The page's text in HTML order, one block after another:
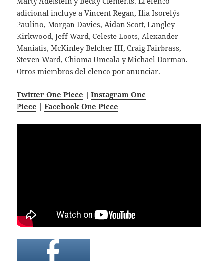
adicional incluye a Vincent Regan, Ilia Isorelýs
Paulino, Morgan Davies, Aidan Scott, Langley
Kirkwood, Jeff Ward, Celeste Loots, Alexander
Maniatis, McKinley Belcher III, Craig Fairbrass,
Steven Ward, Chioma Umeala y Michael Dorman.
Otros miembros del elenco por anunciar.
Twitter One Piece |Instagram One
Piece |Facebook One Piece